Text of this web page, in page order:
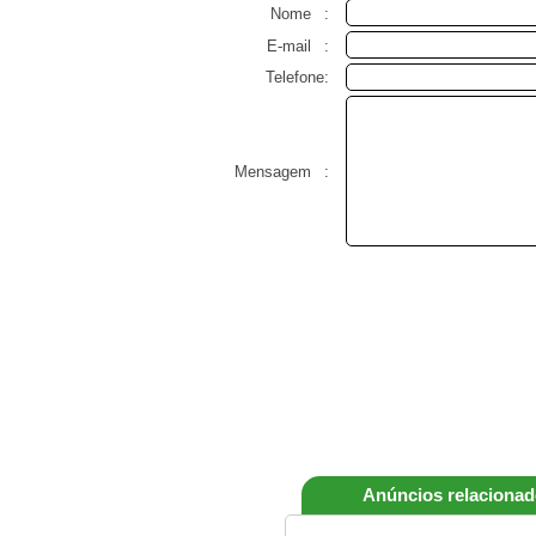
Nome
:
E-mail
:
Telefone:
Mensagem :
Anúncios